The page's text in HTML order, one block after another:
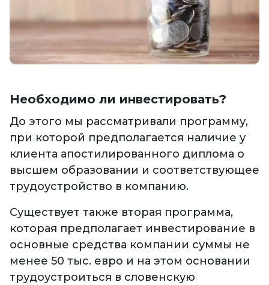
Необходимо ли инвестировать?
До этого мы рассматривали программу,
при которой предполагается наличие у
клиента апостилированного диплома о
высшем образовании и соответствующее
трудоустройство в компанию.
Существует также вторая программа,
которая предполагает инвестирование в
основные средства компании суммы не
менее 50 тыс. евро и на этом основании
трудоустроиться в словенскую